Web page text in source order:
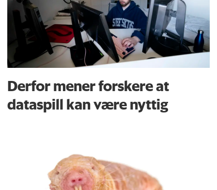
Derfor mener forskere at
dataspill kan være nyttig